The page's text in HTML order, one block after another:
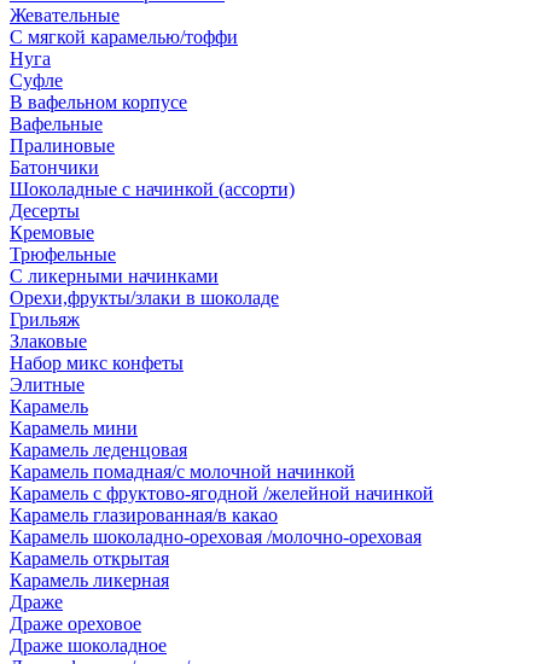
Жевательные
С мягкой карамелью/тоффи
Нуга
Суфле
В вафельном корпусе
Вафельные
Пралиновые
Батончики
Шоколадные с начинкой (ассорти)
Десерты
Кремовые
Трюфельные
С ликерными начинками
Орехи,фрукты/злаки в шоколаде
Грильяж
Злаковые
Набор микс конфеты
Элитные
Карамель
Карамель мини
Карамель леденцовая
Карамель помадная/с молочной начинкой
Карамель с фруктово-ягодной /желейной начинкой
Карамель глазированная/в какао
Карамель шоколадно-ореховая /молочно-ореховая
Карамель открытая
Карамель ликерная
Драже
Драже ореховое
Драже шоколадное